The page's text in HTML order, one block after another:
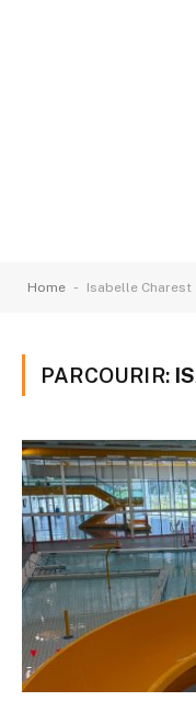
Home - Isabelle Charest
PARCOURIR: